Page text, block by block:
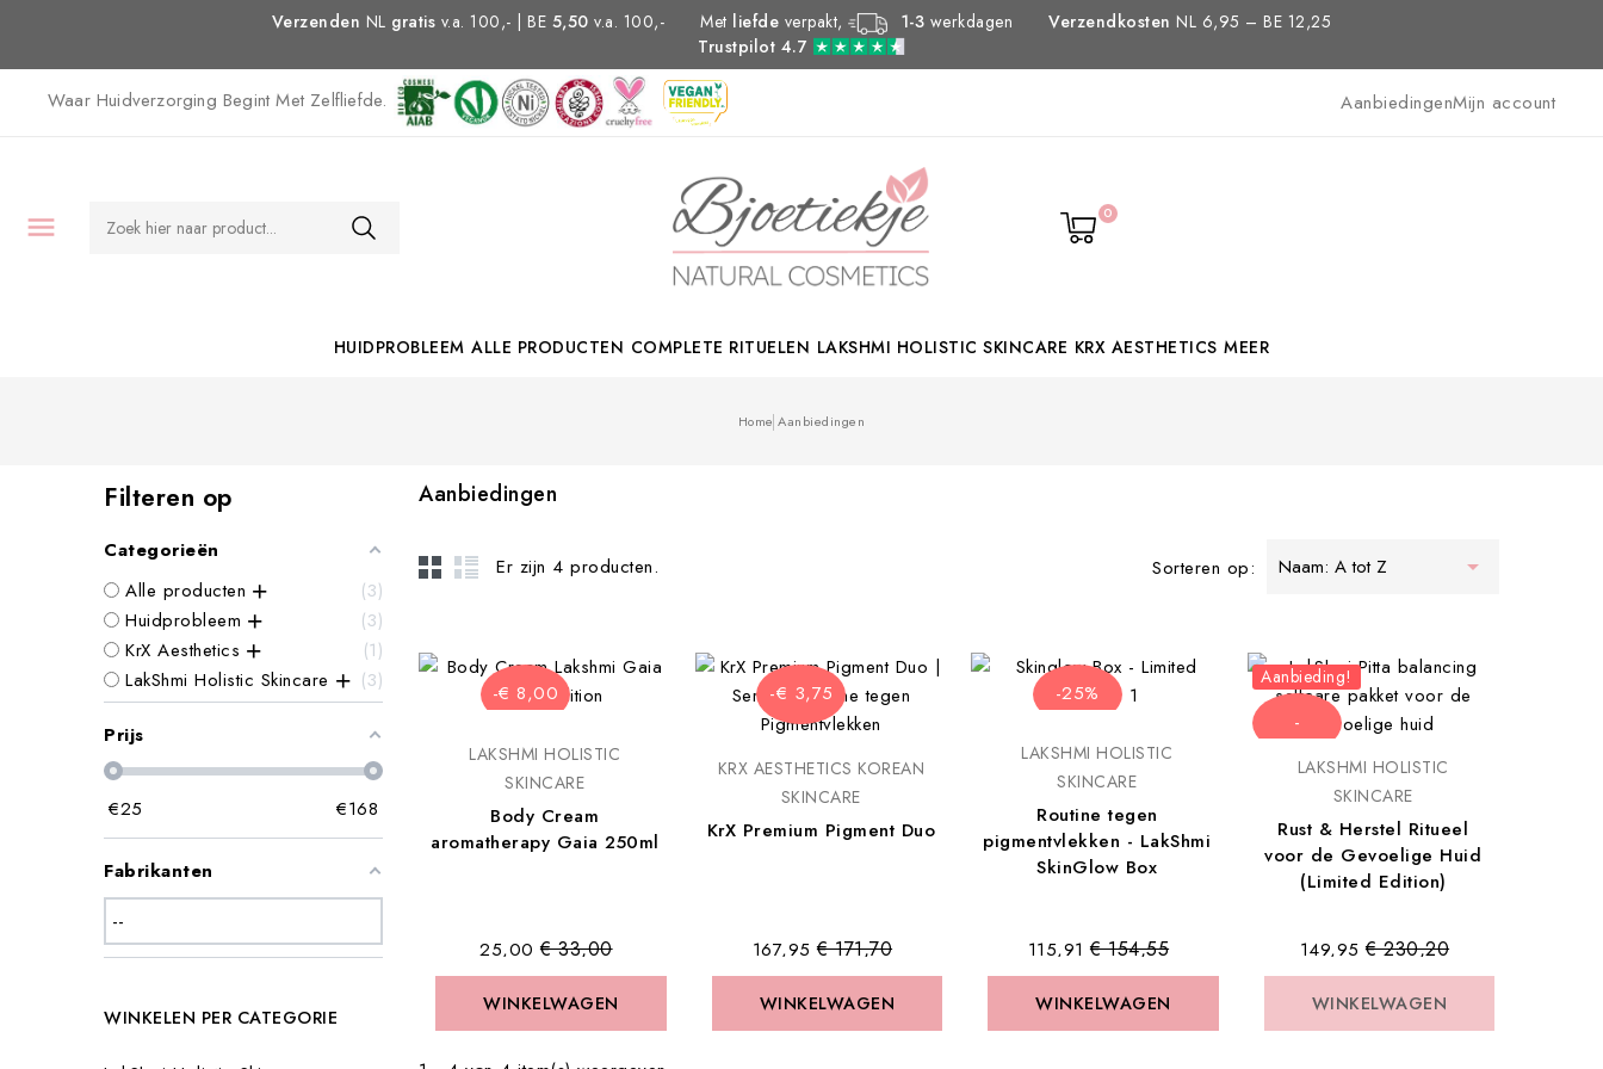
Verzenden NL gratis v.a. 100,- | BE 5,50 v.a. 100,- Met liefde verpakt, 1-3 werkdagen Verzendkosten NL 6,95 – BE 12,25
Trustpilot 4.7
Waar Huidverzorging Begint Met Zelfliefde. AanbiedingenMijn account
 0
HUIDPROBLEEM ALLE PRODUCTEN COMPLETE RITUELEN LAKSHMI HOLISTIC SKINCARE KRX AESTHETICS MEER
Home Aanbiedingen
Filteren op
Categorieën
Alle producten
3
Huidprobleem
3
KrX Aesthetics
1
LakShmi Holistic Skincare
3
Prijs
€25 €168
Fabrikanten
WINKELEN PER CATEGORIE
Aanbiedingen
Er zijn 4 producten. Sorteren op: Naam: A tot Z 
-€ 8,00
LAKSHMI HOLISTIC
SKINCARE
Body Cream
aromatherapy Gaia 250ml
€ 25,00 Normale
prijs
€ 33,00
WINKELWAGEN
WINKELWAGEN
-€ 3,75
KRX AESTHETICS KOREAN
SKINCARE
KrX Premium Pigment Duo
€ 167,95 Normale
prijs
€ 171,70
WINKELWAGEN
WINKELWAGEN
-25%
LAKSHMI HOLISTIC
SKINCARE
Routine tegen
pigmentvlekken - LakShmi
SkinGlow Box
€ 115,91 Normale
prijs
€ 154,55
WINKELWAGEN
WINKELWAGEN
Aanbieding!
-
€ 80,25
Niet op voorraad
LAKSHMI HOLISTIC
SKINCARE
Rust & Herstel Ritueel
voor de Gevoelige Huid
(Limited Edition)
€ 149,95 Normale
prijs
€ 230,20
WINKELWAGEN
WINKELWAGEN